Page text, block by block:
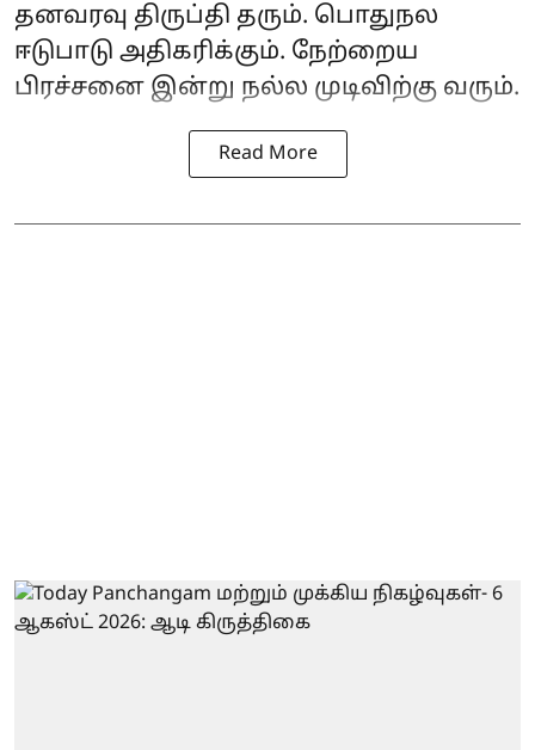
தனவரவு திருப்தி தரும். பொதுநல
ஈடுபாடு அதிகரிக்கும். நேற்றைய
பிரச்சனை இன்று நல்ல முடிவிற்கு வரும்.
Read More